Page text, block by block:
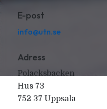
E-post
info@utn.se
Adress
Polacksbacken
Hus 73
752 37 Uppsala